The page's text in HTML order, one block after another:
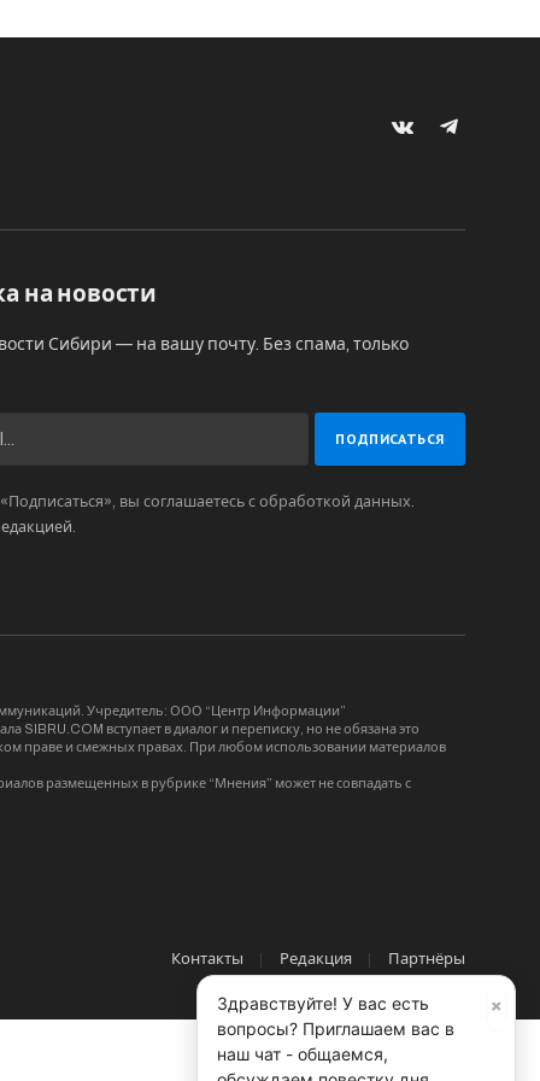
VKontakteTelegram
на новости
Сибири — на вашу почту. Без спама, только
вы соглашаетесь с обработкой данных.
.
Учредитель: ООО “Центр Информации”
SIBRU.COM вступает в диалог и переписку, но не обязана это
праве и смежных правах. При любом использовании материалов
размещенных в рубрике “Мнения” может не совпадать с
Контакты Редакция Партнёры
×
Здравствуйте! У вас есть
вопросы? Приглашаем вас в
наш чат - общаемся,